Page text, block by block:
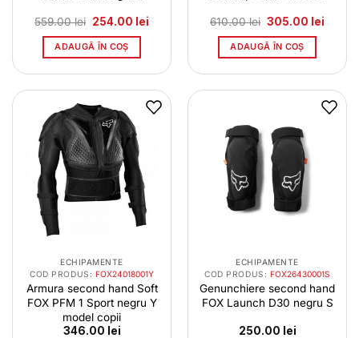
559.00lei Prețul
a
fost:
559.00 lei.
254.00 lei
ADAUGĂ ÎN COȘ
610.00lei Prețul
a
fost:
610.00 lei.
305.00 lei
ADAUGĂ ÎN COȘ
ECHIPAMENTE
COD PRODUS: FOX24018001Y
Armura second hand Soft
FOX PFM 1 Sport negru Y
model copii
346.00 lei
ECHIPAMENTE
COD PRODUS: FOX26430001S
Genunchiere second hand
FOX Launch D30 negru S
250.00 lei